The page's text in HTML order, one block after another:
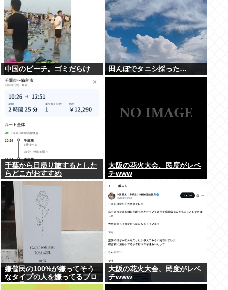
中国のビーチ。ゴミだらけ 田んぼでタニシ採った…
千葉から日帰り旅するとした
らどこがおすすめ
大阪の花火大会、民度がレベ
チwww
嫌儲民の100%が嫌ってそう
なタイプの人を嫌ってるブロ
グが見つかる
大阪の花火大会、民度がレベ
チwww